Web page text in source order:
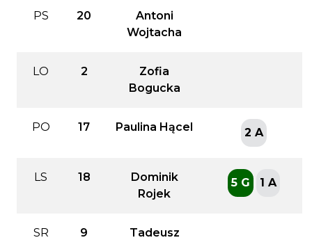
PS 20
Antoni
Wojtacha
LO 2
Zofia
Bogucka
PO 17 Paulina Hącel 2 A
LS 18
Dominik
Rojek
5 G 1 A
SR 9
Tadeusz